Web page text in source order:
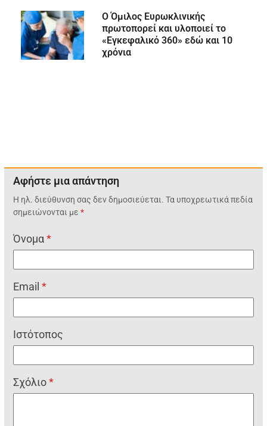
Ο Όμιλος Ευρωκλινικής
πρωτοπορεί και υλοποιεί το
«Εγκεφαλικό 360» εδώ και 10
χρόνια
Αφήστε μια απάντηση
Η ηλ. διεύθυνση σας δεν δημοσιεύεται. Τα υποχρεωτικά πεδία
σημειώνονται με*
Όνομα*
Email*
Ιστότοπος
Σχόλιο*